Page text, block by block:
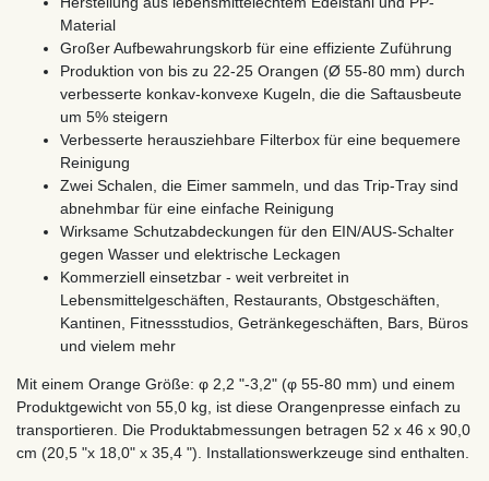
Material
Großer Aufbewahrungskorb für eine effiziente Zuführung
Produktion von bis zu 22-25 Orangen (Ø 55-80 mm) durch
verbesserte konkav-konvexe Kugeln, die die Saftausbeute
um 5% steigern
Verbesserte herausziehbare Filterbox für eine bequemere
Reinigung
Zwei Schalen, die Eimer sammeln, und das Trip-Tray sind
abnehmbar für eine einfache Reinigung
Wirksame Schutzabdeckungen für den EIN/AUS-Schalter
gegen Wasser und elektrische Leckagen
Kommerziell einsetzbar - weit verbreitet in
Lebensmittelgeschäften, Restaurants, Obstgeschäften,
Kantinen, Fitnessstudios, Getränkegeschäften, Bars, Büros
und vielem mehr
Mit einem Orange Größe: φ 2,2 "-3,2" (φ 55-80 mm) und einem
Produktgewicht von 55,0 kg, ist diese Orangenpresse einfach zu
transportieren. Die Produktabmessungen betragen 52 x 46 x 90,0
cm (20,5 "x 18,0" x 35,4 "). Installationswerkzeuge sind enthalten.